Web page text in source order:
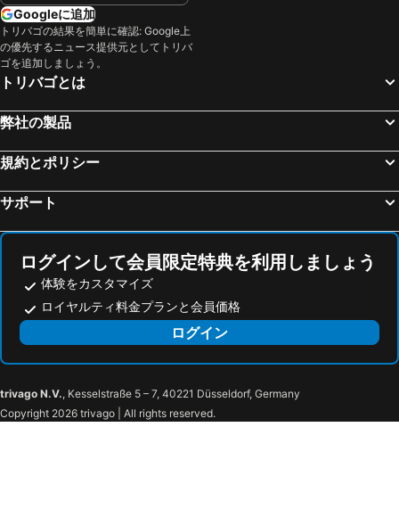
Hilton Garden Inn Baltimore/White Marsh
SpringHill Suites Baltimore White Marsh/Middle River
Midtown Inn
SpringHill Suites by Marriott Baltimore Downtown/Inner Harbor
ヒルトン ボルティモア
ハンプトン イン & スイーツ ボルティモア ノース / ティモニアム メリーランド
Googleに追加
トリバゴの結果を簡単に確認: Google上
の優先するニュース提供元としてトリバ
ゴを追加しましょう。
トリバゴとは
弊社の製品
規約とポリシー
サポート
ログインして会員限定特典を利用しましょう
体験をカスタマイズ
ロイヤルティ料金プランと会員価格
ログイン
trivago N.V., Kesselstraße 5 – 7, 40221 Düsseldorf, Germany
Copyright 2026 trivago | All rights reserved.